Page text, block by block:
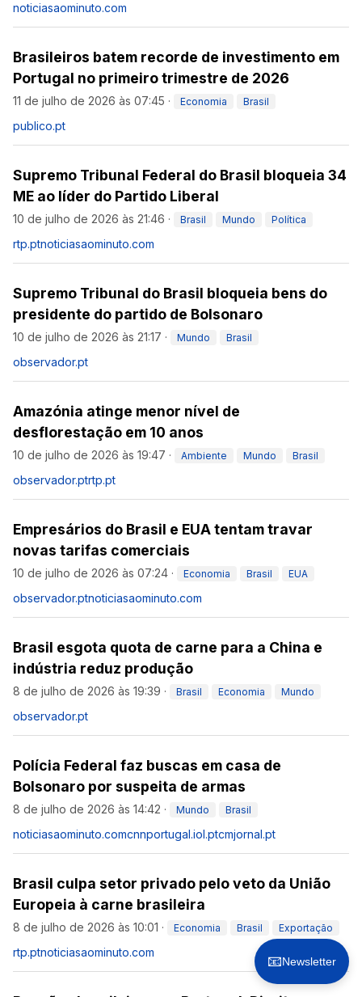
noticiasaominuto.com
Brasileiros batem recorde de investimento em
Portugal no primeiro trimestre de 2026
11 de julho de 2026 às 07:45 · Economia Brasil
publico.pt
Supremo Tribunal Federal do Brasil bloqueia 34
ME ao líder do Partido Liberal
10 de julho de 2026 às 21:46 · Brasil Mundo Política
rtp.ptnoticiasaominuto.com
Supremo Tribunal do Brasil bloqueia bens do
presidente do partido de Bolsonaro
10 de julho de 2026 às 21:17 · Mundo Brasil
observador.pt
Amazónia atinge menor nível de
desflorestação em 10 anos
10 de julho de 2026 às 19:47 · Ambiente Mundo Brasil
observador.ptrtp.pt
Empresários do Brasil e EUA tentam travar
novas tarifas comerciais
10 de julho de 2026 às 07:24 · Economia Brasil EUA
observador.ptnoticiasaominuto.com
Brasil esgota quota de carne para a China e
indústria reduz produção
8 de julho de 2026 às 19:39 · Brasil Economia Mundo
observador.pt
Polícia Federal faz buscas em casa de
Bolsonaro por suspeita de armas
8 de julho de 2026 às 14:42 · Mundo Brasil
noticiasaominuto.comcnnportugal.iol.ptcmjornal.pt
Brasil culpa setor privado pelo veto da União
Europeia à carne brasileira
8 de julho de 2026 às 10:01 · Economia Brasil Exportação
rtp.ptnoticiasaominuto.com
📧Newsletter